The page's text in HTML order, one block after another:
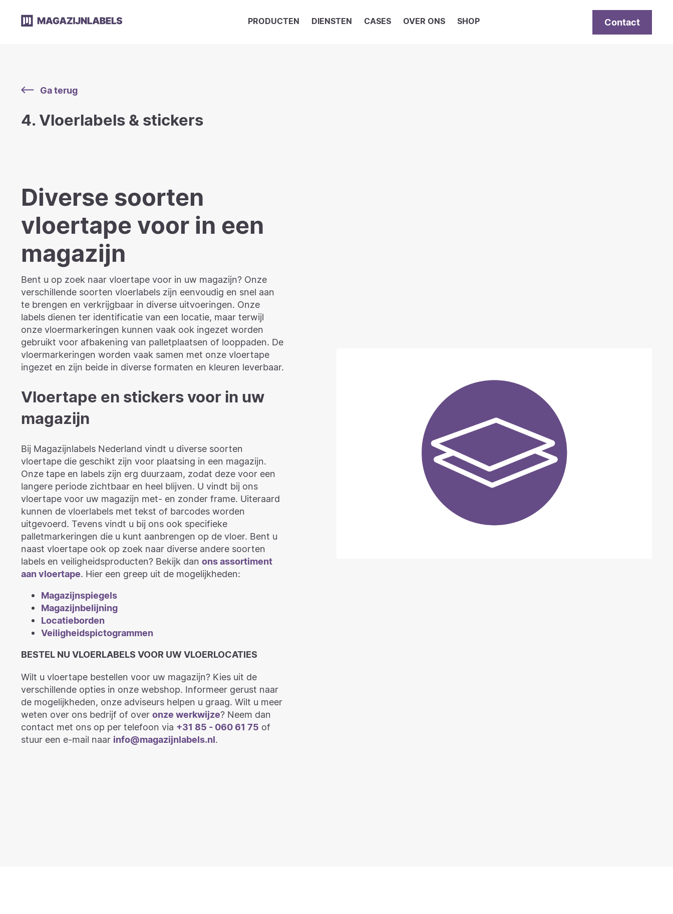
PRODUCTEN DIENSTEN CASES OVER ONS SHOP Contact
Ga terug
4. Vloerlabels & stickers
Diverse soorten
vloertape voor in een
magazijn
Bent u op zoek naar vloertape voor in uw magazijn? Onze
verschillende soorten vloerlabels zijn eenvoudig en snel aan
te brengen en verkrijgbaar in diverse uitvoeringen. Onze
labels dienen ter identificatie van een locatie, maar terwijl
onze vloermarkeringen kunnen vaak ook ingezet worden
gebruikt voor afbakening van palletplaatsen of looppaden. De
vloermarkeringen worden vaak samen met onze vloertape
ingezet en zijn beide in diverse formaten en kleuren leverbaar.
Vloertape en stickers voor in uw
magazijn
Bij Magazijnlabels Nederland vindt u diverse soorten
vloertape die geschikt zijn voor plaatsing in een magazijn.
Onze tape en labels zijn erg duurzaam, zodat deze voor een
langere periode zichtbaar en heel blijven. U vindt bij ons
vloertape voor uw magazijn met- en zonder frame. Uiteraard
kunnen de vloerlabels met tekst of barcodes worden
uitgevoerd. Tevens vindt u bij ons ook specifieke
palletmarkeringen die u kunt aanbrengen op de vloer. Bent u
naast vloertape ook op zoek naar diverse andere soorten
labels en veiligheidsproducten? Bekijk dan ons assortiment
aan vloertape. Hier een greep uit de mogelijkheden:
Magazijnspiegels
Magazijnbelijning
Locatieborden
Veiligheidspictogrammen
BESTEL NU VLOERLABELS VOOR UW VLOERLOCATIES
Wilt u vloertape bestellen voor uw magazijn? Kies uit de
verschillende opties in onze webshop. Informeer gerust naar
de mogelijkheden, onze adviseurs helpen u graag. Wilt u meer
weten over ons bedrijf of over onze werkwijze? Neem dan
contact met ons op per telefoon via +31 85 - 060 61 75 of
stuur een e-mail naar info@magazijnlabels.nl.